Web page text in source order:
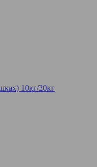
10кг/20кг